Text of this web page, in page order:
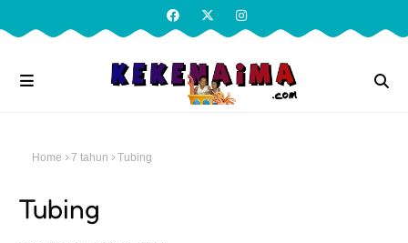
Home 7 tahun Tubing
Tubing